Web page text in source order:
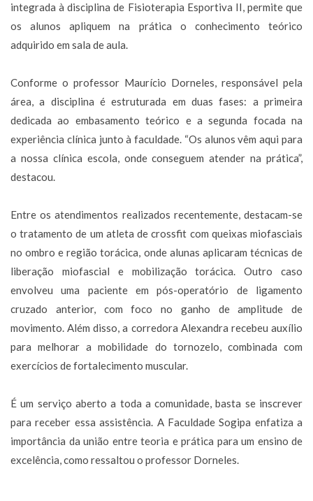
integrada à disciplina de Fisioterapia Esportiva II, permite que
os alunos apliquem na prática o conhecimento teórico
adquirido em sala de aula.
Conforme o professor Maurício Dorneles, responsável pela
área, a disciplina é estruturada em duas fases: a primeira
dedicada ao embasamento teórico e a segunda focada na
experiência clínica junto à faculdade. “Os alunos vêm aqui para
a nossa clínica escola, onde conseguem atender na prática”,
destacou.
Entre os atendimentos realizados recentemente, destacam-se
o tratamento de um atleta de crossfit com queixas miofasciais
no ombro e região torácica, onde alunas aplicaram técnicas de
liberação miofascial e mobilização torácica. Outro caso
envolveu uma paciente em pós-operatório de ligamento
cruzado anterior, com foco no ganho de amplitude de
movimento. Além disso, a corredora Alexandra recebeu auxílio
para melhorar a mobilidade do tornozelo, combinada com
exercícios de fortalecimento muscular.
É um serviço aberto a toda a comunidade, basta se inscrever
para receber essa assistência. A Faculdade Sogipa enfatiza a
importância da união entre teoria e prática para um ensino de
excelência, como ressaltou o professor Dorneles.